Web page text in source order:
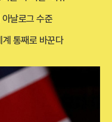
날로그 수준
통째로 바꾼다